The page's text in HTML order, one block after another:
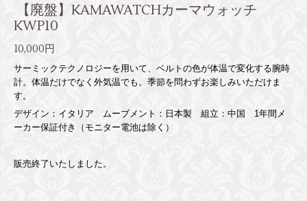
【廃盤】KAMAWATCHカーマウォッチ
KWP10
10,000円
サーミックテクノロジーを用いて、ベルトの色が体温で変化する腕時
計。体温だけでなく外気温でも。季節を問わずお楽しみいただけま
す。
デザイン：イタリア ムーブメント：日本製 組立：中国 1年間メ
ーカー保証付き（モニター電池は除く）
販売終了いたしました。